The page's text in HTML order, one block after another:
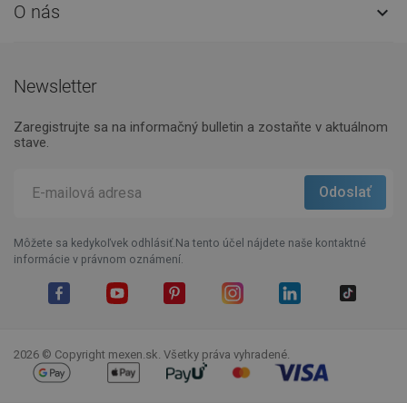
O nás 
Newsletter
Zaregistrujte sa na informačný bulletin a zostaňte v aktuálnom
stave.
Môžete sa kedykoľvek odhlásiť.Na tento účel nájdete naše kontaktné
informácie v právnom oznámení.
2026 © Copyright mexen.sk. Všetky práva vyhradené.